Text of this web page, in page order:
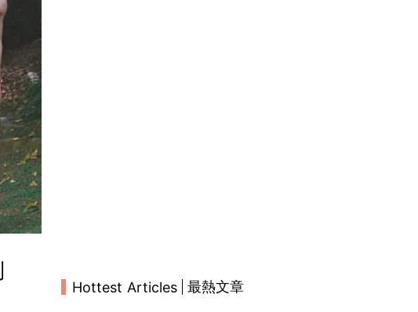
Hottest Articles 最熱文章